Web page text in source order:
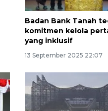
Badan Bank Tanah
komitmen kelola
yang inklusif
13 September 2025 22:07